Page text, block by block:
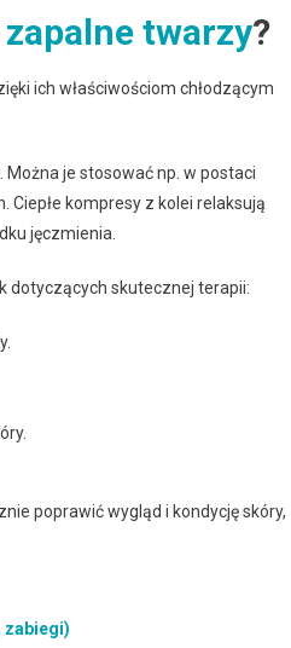
twarzy?
ich właściwościom chłodzącym
je stosować np. w postaci
kompresy z kolei relaksują
jęczmienia.
dotyczących skutecznej terapii:
poprawić wygląd i kondycję skóry,
zabiegi)